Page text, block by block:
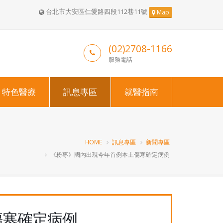
台北市大安區仁愛路四段112巷11號 Map
(02)2708-1166
服務電話
特色醫療 訊息專區 就醫指南
HOME 訊息專區
新聞專區
《粉專》國內出現今年首例本土傷寒確定病例
確定病例